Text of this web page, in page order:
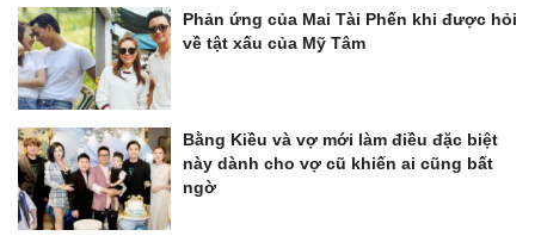
Phản ứng của Mai Tài Phến khi được hỏi
về tật xấu của Mỹ Tâm
Bằng Kiều và vợ mới làm điều đặc biệt
này dành cho vợ cũ khiến ai cũng bất
ngờ